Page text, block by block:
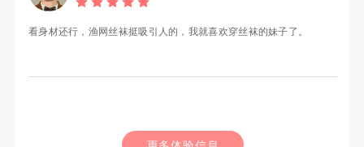
看身材还行，渔网丝袜挺吸引人的，我就喜欢穿丝袜的妹子了。